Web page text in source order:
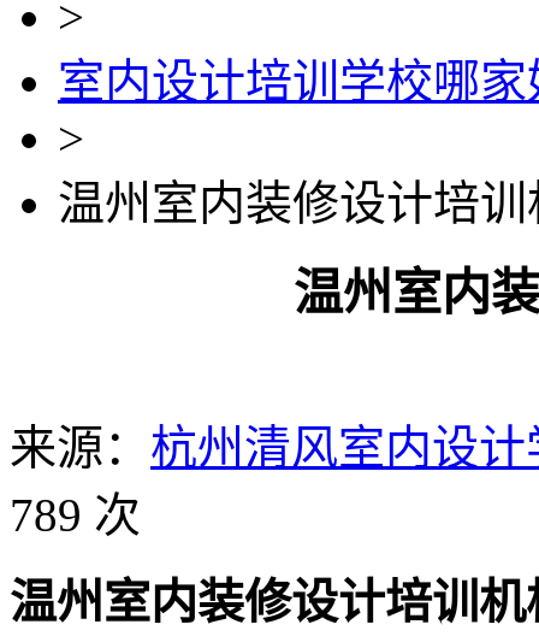
>
室内设计培训学校哪家
>
温州室内装修设计培训
温州室内
来源： 杭州清风室内设计
789 次
温州室内装修设计培训